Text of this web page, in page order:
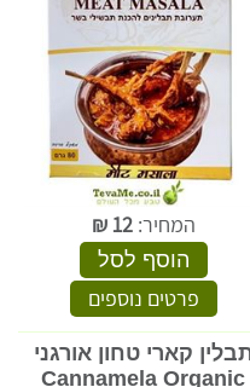
המחיר:12
₪
הוסף לסל
פרטים נוספים
קארי טחון אורגני
Cannamela Organic